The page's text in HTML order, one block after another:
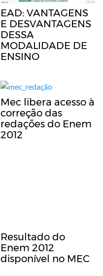
EAD: VANTAGENS
E DESVANTAGENS
DESSA
MODALIDADE DE
ENSINO
Mec libera acesso à
correção das
redações do Enem
2012
Resultado do
Enem 2012
disponível no MEC